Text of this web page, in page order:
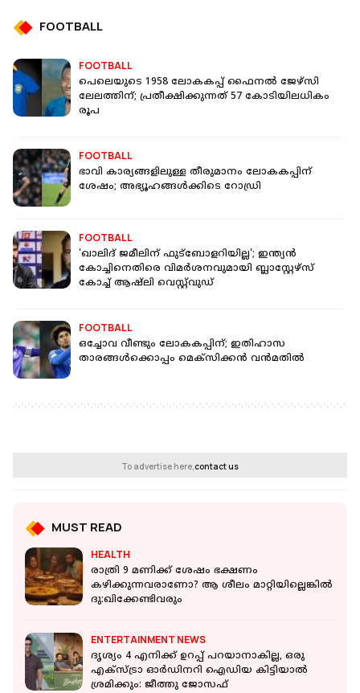
FOOTBALL
FOOTBALL
പെലെയുടെ 1958 ലോകകപ്പ് ഫൈനൽ ജേഴ്സി
ലേലത്തിന്; പ്രതീക്ഷിക്കുന്നത് 57 കോടിയിലധികം
രൂപ
FOOTBALL
ഭാവി കാര്യങ്ങളിലുള്ള തീരുമാനം ലോകകപ്പിന്
ശേഷം; അഭ്യൂഹങ്ങള്‍ക്കിടെ റോഡ്രി
FOOTBALL
'ഖാലിദ് ജമീലിന് ഫുട്ബോളറിയില്ല'; ഇന്ത്യൻ
കോച്ചിനെതിരെ വിമർശനവുമായി ബ്ലാസ്റ്റേഴ്സ്
കോച്ച് ആഷ്‌ലി വെസ്റ്റ്‌വുഡ്
FOOTBALL
ഒച്ചോവ വീണ്ടും ലോകകപ്പിന്; ഇതിഹാസ
താരങ്ങള്‍ക്കൊപ്പം മെക്‌സിക്കന്‍ വന്‍മതില്‍
To advertise here,contact us
MUST READ
HEALTH
രാത്രി 9 മണിക്ക് ശേഷം ഭക്ഷണം
കഴിക്കുന്നവരാണോ? ആ ശീലം മാറ്റിയില്ലെങ്കില്‍
ദു:ഖിക്കേണ്ടിവരും
ENTERTAINMENT NEWS
ദൃശ്യം 4 എനിക്ക് ഉറപ്പ് പറയാനാകില്ല, ഒരു
എക്സ്ട്രാ ഓർഡിനറി ഐഡിയ കിട്ടിയാൽ
ശ്രമിക്കും: ജീത്തു ജോസഫ്